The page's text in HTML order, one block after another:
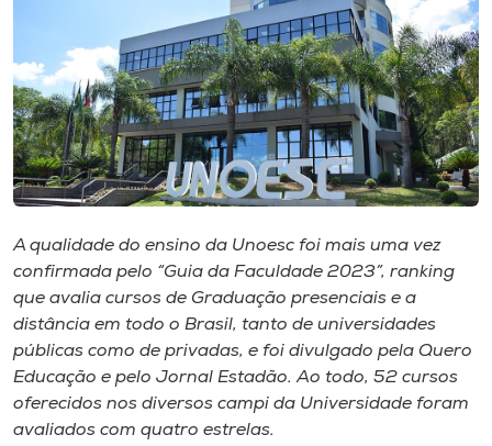
Diplomados
Cultura
CPA
Biblioteca
Editora
Rádio
A qualidade do ensino da Unoesc foi mais uma vez
confirmada pelo “Guia da Faculdade 2023”, ranking
que avalia cursos de Graduação presenciais e a
distância em todo o Brasil, tanto de universidades
públicas como de privadas, e foi divulgado pela Quero
Educação e pelo Jornal Estadão. Ao todo, 52 cursos
oferecidos nos diversos campi da Universidade foram
avaliados com quatro estrelas.